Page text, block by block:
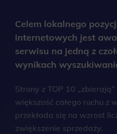
Celem lokalnego
internetowych jest
serwisu na jedną z
wynikach
Strony z TOP 10
większość całego ruchu z
przekłada się na wzrost
zwiększenie sprzedaży.